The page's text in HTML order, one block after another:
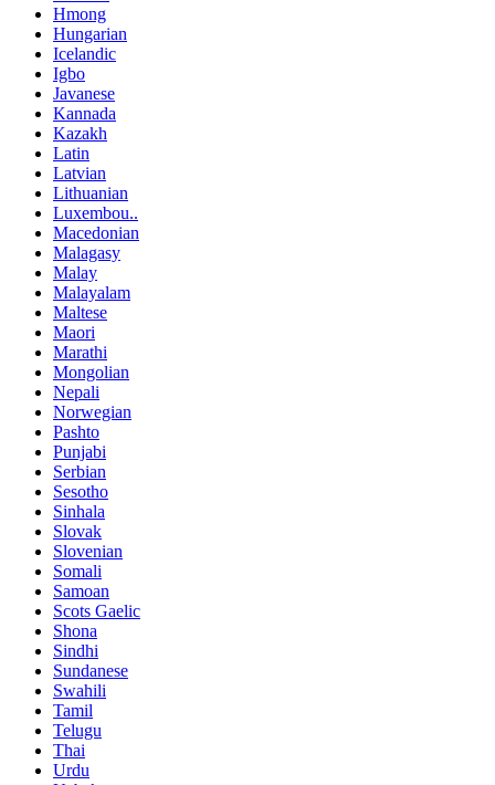
Hmong
Hungarian
Icelandic
Igbo
Javanese
Kannada
Kazakh
Latin
Latvian
Lithuanian
Luxembou..
Macedonian
Malagasy
Malay
Malayalam
Maltese
Maori
Marathi
Mongolian
Nepali
Norwegian
Pashto
Punjabi
Serbian
Sesotho
Sinhala
Slovak
Slovenian
Somali
Samoan
Scots Gaelic
Shona
Sindhi
Sundanese
Swahili
Tamil
Telugu
Thai
Urdu